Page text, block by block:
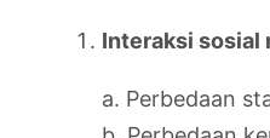
Interaksi sosial
a. Perbedaan